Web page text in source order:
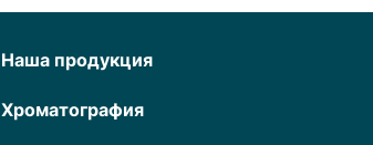
Наша продукция
Хроматография